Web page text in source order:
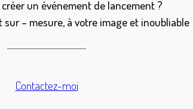
un événement de lancement ?
sur – mesure, à votre image et inoubliable
Contactez-moi